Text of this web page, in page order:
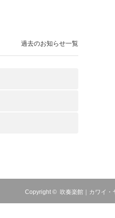
過去のお知らせ一覧
Copyright © 吹奏楽館｜カワイ